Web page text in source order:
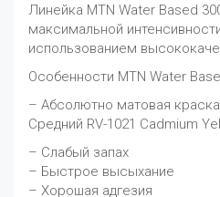
Линейка MTN Water Based
максимальной
использованием
Особенности MTN Water
– Абсолютно матовая
Средний RV-1021 Cadmium
– Слабый запах
– Быстрое высыхание
– Хорошая адгезия